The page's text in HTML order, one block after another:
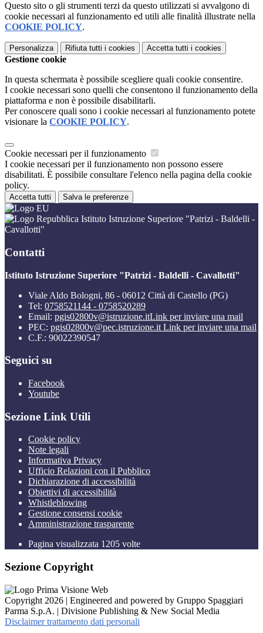
Questo sito o gli strumenti terzi da questo utilizzati si avvalgono di
cookie necessari al funzionamento ed utili alle finalità illustrate nella
COOKIE POLICY.
Personalizza Rifiuta tutti i cookies Accetta tutti i cookies
Gestione cookie
In questa schermata è possibile scegliere quali cookie consentire.
I cookie necessari sono quelli che consentono il funzionamento della
piattaforma e non è possibile disabilitarli.
Per conoscere quali sono i cookie necessari al funzionamento potete
visionare la COOKIE POLICY.
Cookie necessari per il funzionamento
I cookie necessari per il funzionamento non possono essere
disabilitati. È possibile consultare l'elenco nella pagina della cookie
policy.
Accetta tutti Salva le preferenze
Istituto Istruzione Superiore "Patrizi - Baldelli -
Cavallotti"
Contatti
Istituto Istruzione Superiore "Patrizi - Baldelli - Cavallotti"
Viale Aldo Bologni, 86 - 06012 Città di Castello (PG)
Tel: 0758521144 - 0758520289
Email: pgis02800v@istruzione.itLink per inviare una mail
PEC: pgis02800v@pec.istruzione.it Link per inviare una mail
C.F.: 90022390547
Seguici su
Facebook
Youtube
Sezione Link Utili
Cookie policy
Note legali
Informativa Privacy
Ufficio Relazioni con il Pubblico
Dichiarazione di accessibilità
Obiettivi di accessibilità
Whistleblowing
Gestione consensi cookie
Amministrazione trasparente
Pagina visualizzata 1205 volte
Sezione Copyright
Copyright 2026 | Engineered and powered by Gruppo Spaggiari
Parma S.p.A. | Divisione Publishing & New Social Media
Disclaimer trattamento dati personali